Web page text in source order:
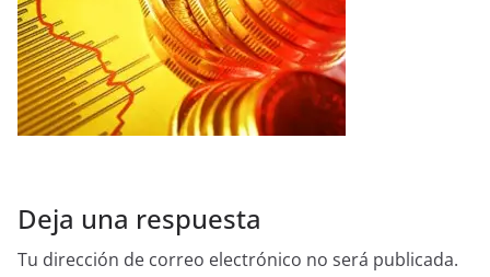
Deja una respuesta
Tu dirección de correo electrónico no será publicada.